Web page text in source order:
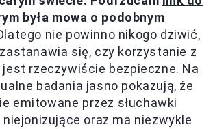
była mowa o podobnym
nie powinno nikogo dziwić,
się, czy korzystanie z
rzeczywiście bezpieczne. Na
badania jasno pokazują, że
emitowane przez słuchawki
oraz ma niezwykle